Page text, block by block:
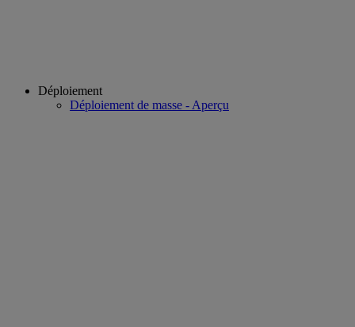
Déploiement
Déploiement de masse - Aperçu